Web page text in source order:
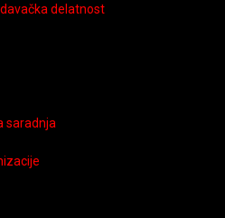
delatnost
saradnja